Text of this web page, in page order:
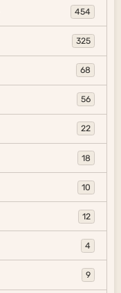
454
325
68
56
22
18
10
12
4
9